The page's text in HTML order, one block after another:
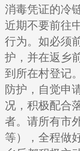
消毒凭证的冷
近期不要前往
行为。如必须
护，并在返乡
到所在村登记
防护，自觉申
况，积极配合
者。请所有市
等），全程做